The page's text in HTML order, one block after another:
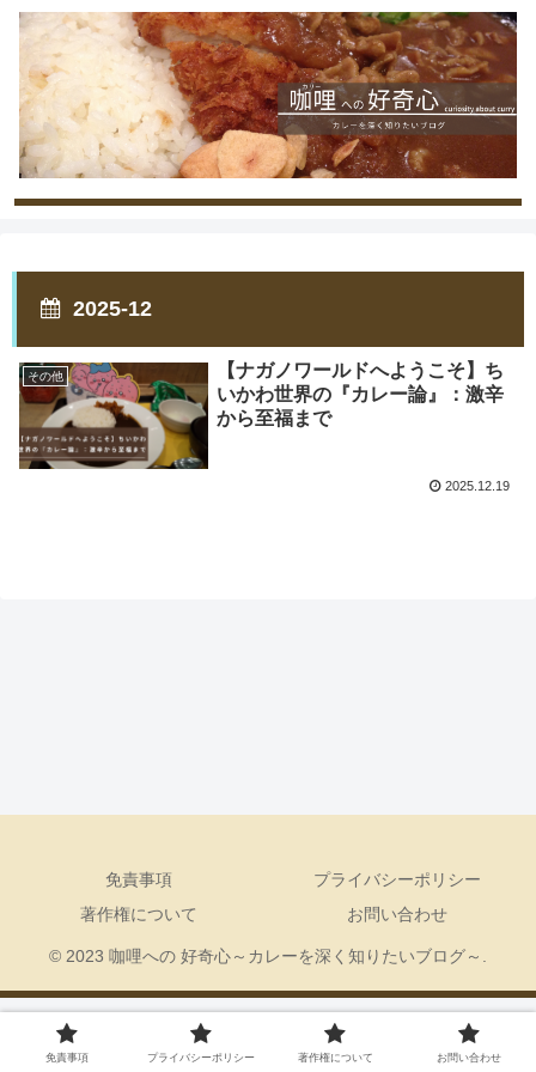
2025-12
その他
【ナガノワールドへようこそ】ち
いかわ世界の『カレー論』：激辛
から至福まで
2025.12.19
免責事項
プライバシーポリシー
著作権について
お問い合わせ
© 2023 咖哩への 好奇心～カレーを深く知りたいブログ～.
免責事項 プライバシーポリシー 著作権について お問い合わせ